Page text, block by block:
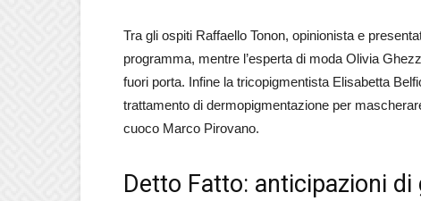
Tra gli ospiti Raffaello Tonon, opinionista e
programma, mentre l’esperta di moda Olivia
fuori porta. Infine la tricopigmentista Elisabetta
trattamento di dermopigmentazione per
cuoco Marco Pirovano.
Detto Fatto: anticipazioni di